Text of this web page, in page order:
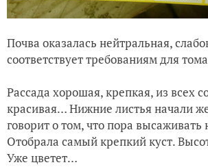
Почва оказалась нейтральная,
соответствует требованиям для
Рассада хорошая, крепкая, из всех
красивая… Нижние листья начали
говорит о том, что пора
Отобрала самый крепкий куст.
Уже цветет…